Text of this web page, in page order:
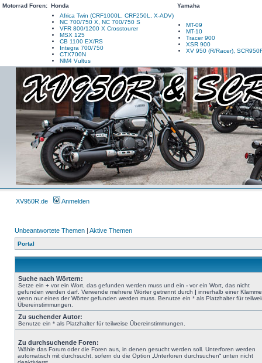
Motorrad Foren: Honda
Yamaha
Africa Twin (CRF1000L, CRF250L, X-ADV)
NC 700/750 X, NC 700/750 S
VFR 800/1200 X Crosstourer
MSX 125
CB 1100 EX/RS
Integra 700/750
CTX700N
NM4 Vultus
MT-09
MT-10
Tracer 900
XSR 900
XV 950 (R/Racer),
XV950R.de Anmelden
Unbeantwortete Themen | Aktive Themen
Portal
Suche nach Wörtern:
Setze ein + vor ein Wort, das gefunden werden muss und ein - vor ein Wort, das nicht
gefunden werden darf. Verwende mehrere Wörter getrennt durch | innerhalb einer
wenn nur eines der Wörter gefunden werden muss. Benutze ein * als Platzhalter für
Übereinstimmungen.
Zu suchender Autor:
Benutze ein * als Platzhalter für teilweise Übereinstimmungen.
Zu durchsuchende Foren:
Wähle das Forum oder die Foren aus, in denen gesucht werden soll. Unterforen werden
automatisch mit durchsucht, sofern du die Option „Unterforen durchsuchen“ unten nicht